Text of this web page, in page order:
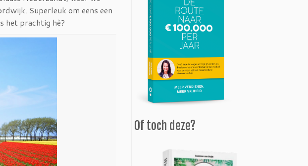
Superleuk om eens een
het prachtig hè?
Of toch deze?